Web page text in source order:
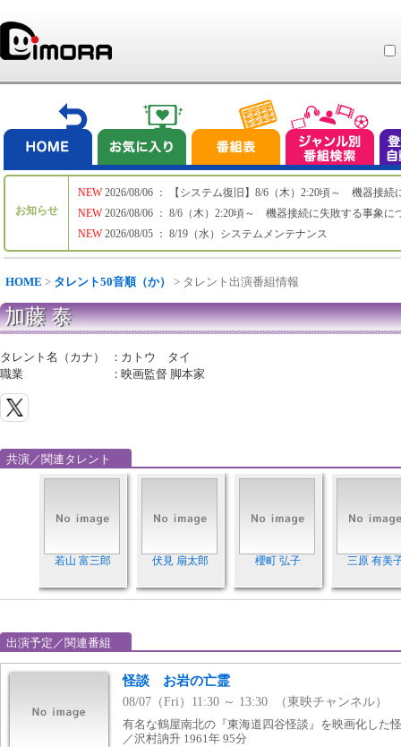
お知らせ
NEW
NEW
NEW
2026/08/06 ： 【システム復旧】8/6（木）2:20頃～ 機器接続
2026/08/06 ： 8/6（木）2:20頃～ 機器接続に失敗する事象に
2026/08/05 ： 8/19（水）システムメンテナンス
HOME > タレント50音順（か） > タレント出演番組情報
加藤 泰
タレント名（カナ） ： カトウ タイ
職業
：映画監督 脚本家
共演／関連タレント
若山 富三郎 伏見 扇太郎 櫻町 弘子 三原 有美
出演予定／関連番組
怪談 お岩の亡霊
08/07（Fri）11:30 ～ 13:30 （東映チャンネル）
有名な鶴屋南北の『東海道四谷怪談』を映画化した
／沢村訥升 1961年 95分